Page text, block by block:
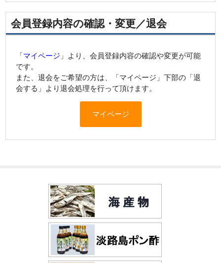
会員登録内容の確認・変更／退会
「マイページ 」より、会員登録内容の確認や変更が可能
です。
また、退会をご希望の方は、「マイページ」下部の「退
会する」より退会処理を行って頂けます。
マイページ